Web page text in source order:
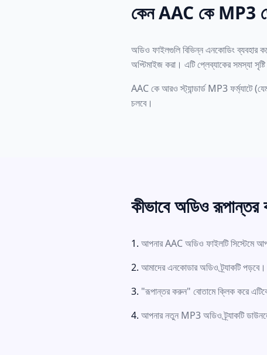
কেন AAC কে MP3
অডিও ফাইলগুলি বিভিন্ন এনকোডিং ব্যবহার
অপ্টিমাইজ করা। এটি প্লেব্যাকের সমস্যা
AAC কে আরও স্ট্যান্ডার্ড MP3 ফর্ম্যাটে
চলবে।
কীভাবে অডিও রূপান্তর
আপনার AAC অডিও ফাইলটি সিস্টেমে
আমাদের এনকোডার অডিও ট্র্যাকটি পড়বে।
"রূপান্তর করুন" বোতামে ক্লিক করে
আপনার নতুন MP3 অডিও ট্র্যাকটি